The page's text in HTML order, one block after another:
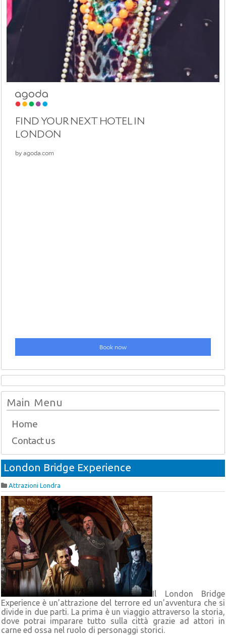
Main Menu
Home
Contact us
London Bridge Experience
Attrazioni Londra
Il London Bridge
Experience è un’attrazione del terrore ed un’avventura che si
divide in due parti. La prima è un viaggio attraverso la storia,
dove potrai imparare tutto sulla città grazie ad attori in
carne ed ossa nel ruolo di personaggi storici.